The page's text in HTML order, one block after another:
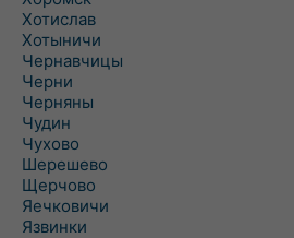
Хотислав
Хотыничи
Чернавчицы
Черни
Черняны
Чудин
Чухово
Шерешево
Щерчово
Яечковичи
Язвинки